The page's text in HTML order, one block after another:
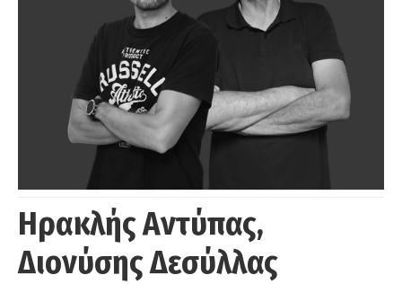
Ηρακλής Αντύπας,
Διονύσης Δεσύλλας